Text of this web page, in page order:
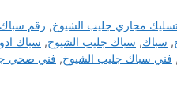
مجاري جليب الشيوخ, رقم
, سباك, سباك جليب الشيوخ, سباك
, فني سباك جليب الشيوخ, فني صحي